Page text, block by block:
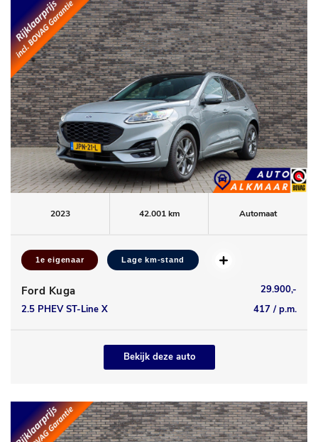
2023 42.001 km Automaat
1e eigenaar Lage km-stand
Ford Kuga
29.900,-
2.5 PHEV ST-Line X
417 / p.m.
Bekijk deze auto